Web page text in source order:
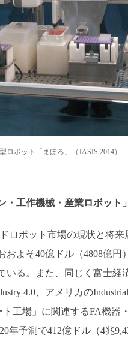
ロボット「まほろ」（JASIS 2014）
・工作機械・産業ロボット
ロボット市場の現状と将
およそ40億ドル（4808億円
いる。また、同じく富士経
4.0、アメリカの
工場」に関連するFA機器
年予測で412億ドル（4兆